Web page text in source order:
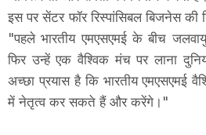
इस पर सेंटर फॉर रिस्पांसिबल बिजनेस की
"पहले भारतीय एमएसएमई के बीच जलवायु
फिर उन्हें एक वैश्विक मंच पर लाना
अच्छा प्रयास है कि भारतीय एमएसएमई
में नेतृत्व कर सकते हैं और करेंगे।"